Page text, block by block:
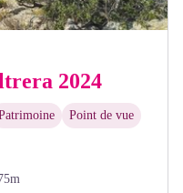
2024
Point de vue